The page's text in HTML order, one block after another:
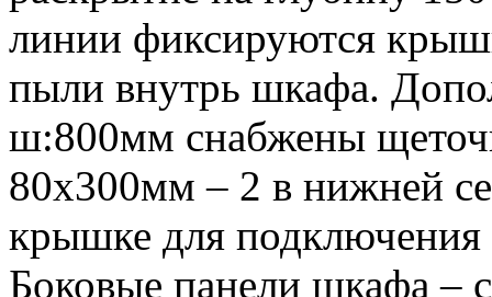
линии фиксируются
пыли внутрь шкафа.
ш:800мм снабжены
80х300мм – 2 в нижней
крышке для подключения
Боковые панели шкафа –